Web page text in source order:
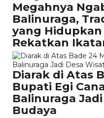
Megahnya
Balinuraga,
yang Hidupkan
Rekatkan
Diarak di Atas
Bupati Egi
Balinuraga
Budaya